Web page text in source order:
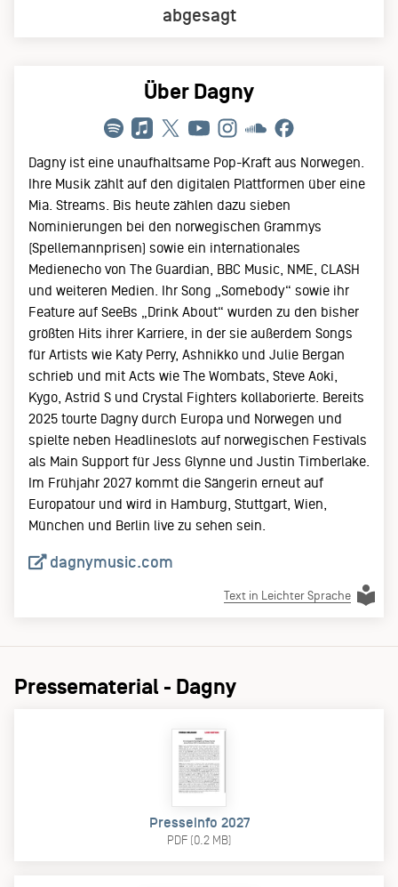
abgesagt
Über Dagny
Dagny ist eine unaufhaltsame Pop-Kraft aus Norwegen.
Ihre Musik zählt auf den digitalen Plattformen über eine
Mia. Streams. Bis heute zählen dazu sieben
Nominierungen bei den norwegischen Grammys
(Spellemannprisen) sowie ein internationales
Medienecho von The Guardian, BBC Music, NME, CLASH
und weiteren Medien. Ihr Song „Somebody“ sowie ihr
Feature auf SeeBs „Drink About“ wurden zu den bisher
größten Hits ihrer Karriere, in der sie außerdem Songs
für Artists wie Katy Perry, Ashnikko und Julie Bergan
schrieb und mit Acts wie The Wombats, Steve Aoki,
Kygo, Astrid S und Crystal Fighters kollaborierte. Bereits
2025 tourte Dagny durch Europa und Norwegen und
spielte neben Headlineslots auf norwegischen Festivals
als Main Support für Jess Glynne und Justin Timberlake.
Im Frühjahr 2027 kommt die Sängerin erneut auf
Europatour und wird in Hamburg, Stuttgart, Wien,
München und Berlin live zu sehen sein.
dagnymusic.com
Text in Leichter Sprache
Pressematerial - Dagny
Presseinfo 2027
PDF (0.2 MB)